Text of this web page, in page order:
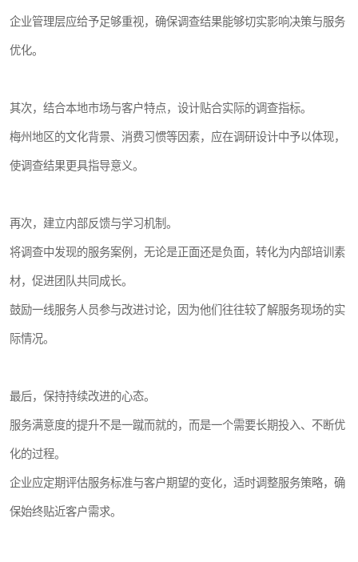
企业管理层应给予足够重视，确保调查结果能够切实影响决策与服务
优化。
其次，结合本地市场与客户特点，设计贴合实际的调查指标。
梅州地区的文化背景、消费习惯等因素，应在调研设计中予以体现，
使调查结果更具指导意义。
再次，建立内部反馈与学习机制。
将调查中发现的服务案例，无论是正面还是负面，转化为内部培训素
材，促进团队共同成长。
鼓励一线服务人员参与改进讨论，因为他们往往较了解服务现场的实
际情况。
最后，保持持续改进的心态。
服务满意度的提升不是一蹴而就的，而是一个需要长期投入、不断优
化的过程。
企业应定期评估服务标准与客户期望的变化，适时调整服务策略，确
保始终贴近客户需求。